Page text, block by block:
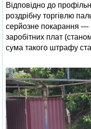
Відповідно до
роздрібну торгівлю
серйозне покарання —
заробітних плат
сума такого штрафу